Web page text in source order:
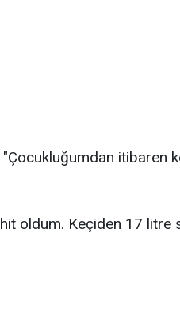
itibaren
oldum. Keçiden 17 litre